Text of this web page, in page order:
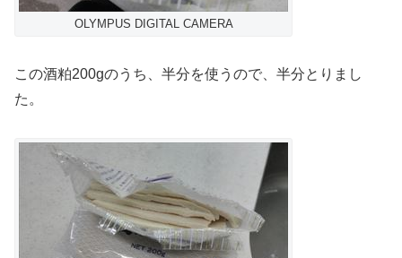
OLYMPUS DIGITAL CAMERA
この酒粕200gのうち、半分を使うので、半分とりまし
た。